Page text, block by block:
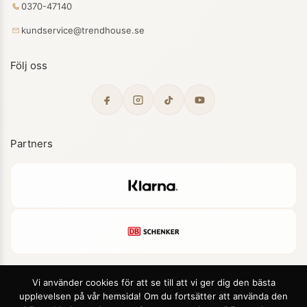
0370-47140
kundservice@trendhouse.se
Följ oss
Partners
© 2026 Trendhouse. Alla rättigheter förbehållna.
Vi använder cookies för att se till att vi ger dig den bästa
upplevelsen på vår hemsida! Om du fortsätter att använda den